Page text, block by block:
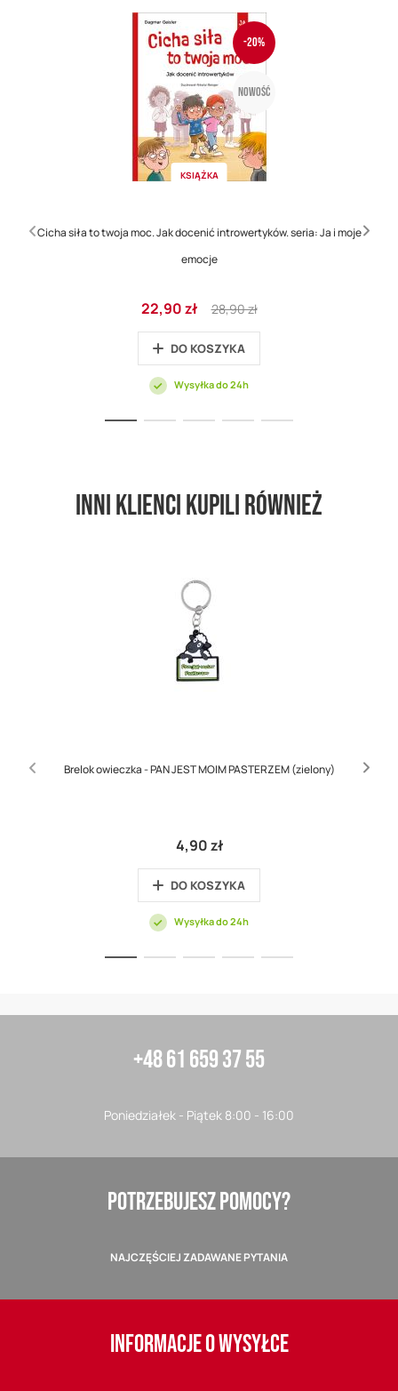
-20%
Nowość
KSIĄŻKA
Cicha siła to twoja moc. Jak docenić introwertyków. seria: Ja i moje
emocje
Cena
promocyjna
22,90 zł
Regular
Price
28,90 zł
DO KOSZYKA
Wysyłka do 24h
Inni klienci kupili również
Brelok owieczka - PAN JEST MOIM PASTERZEM (zielony)
4,90 zł
DO KOSZYKA
Wysyłka do 24h
+48 61 659 37 55
Poniedziałek - Piątek 8:00 - 16:00
POTRZEBUJESZ POMOCY?
NAJCZĘŚCIEJ ZADAWANE PYTANIA
INFORMACJE O WYSYŁCE